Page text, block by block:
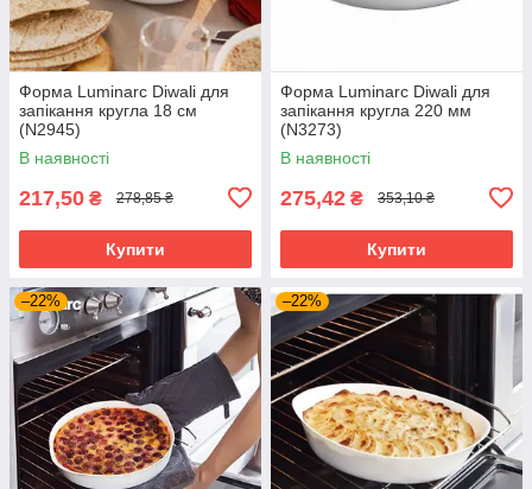
Форма Luminarc Diwali для
запікання кругла 18 см
(N2945)
В наявності
217,50 ₴ 278,85 ₴
Купити
Форма Luminarc Diwali для
запікання кругла 220 мм
(N3273)
В наявності
275,42 ₴ 353,10 ₴
Купити
–22% –22%